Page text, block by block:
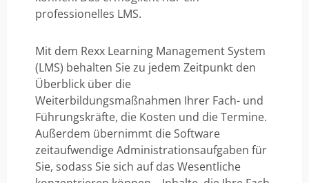
professionelles LMS.
Mit dem Rexx Learning Management System
(LMS) behalten Sie zu jedem Zeitpunkt den
Überblick über die
Weiterbildungsmaßnahmen Ihrer Fach- und
Führungskräfte, die Kosten und die Termine.
Außerdem übernimmt die Software
zeitaufwendige Administrationsaufgaben für
Sie, sodass Sie sich auf das Wesentliche